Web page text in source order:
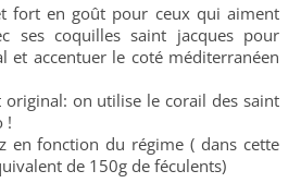
fort en goût pour ceux qui aiment
ses coquilles saint jacques pour
et accentuer le coté méditerranéen
original: on utilise le corail des saint
!
en fonction du régime ( dans cette
de 150g de féculents)